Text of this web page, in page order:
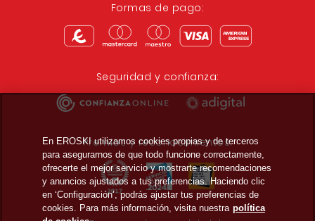
Formas de pago:
Seguridad y confianza:
Premios y reconocimientos:
En EROSKI utilizamos cookies propias y de terceros
para asegurarnos de que todo funcione correctamente,
ofrecerte el mejor servicio y mostrarte recomendaciones
y anuncios ajustados a tus preferencias. Haciendo clic
en ‘Configuración’, podrás ajustar tus preferencias de
cookies. Para más información, visita nuestra política